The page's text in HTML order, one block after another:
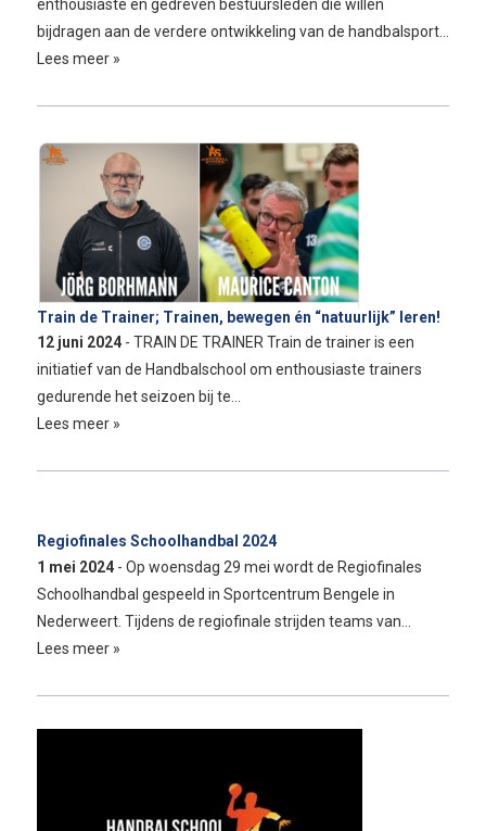
enthousiaste en gedreven bestuursleden die willen
bijdragen aan de verdere ontwikkeling van de handbalsport…
Lees meer »
Train de Trainer; Trainen, bewegen én “natuurlijk” leren!
12 juni 2024 - TRAIN DE TRAINER Train de trainer is een
initiatief van de Handbalschool om enthousiaste trainers
gedurende het seizoen bij te…
Lees meer »
Regiofinales Schoolhandbal 2024
1 mei 2024 - Op woensdag 29 mei wordt de Regiofinales
Schoolhandbal gespeeld in Sportcentrum Bengele in
Nederweert. Tijdens de regiofinale strijden teams van…
Lees meer »